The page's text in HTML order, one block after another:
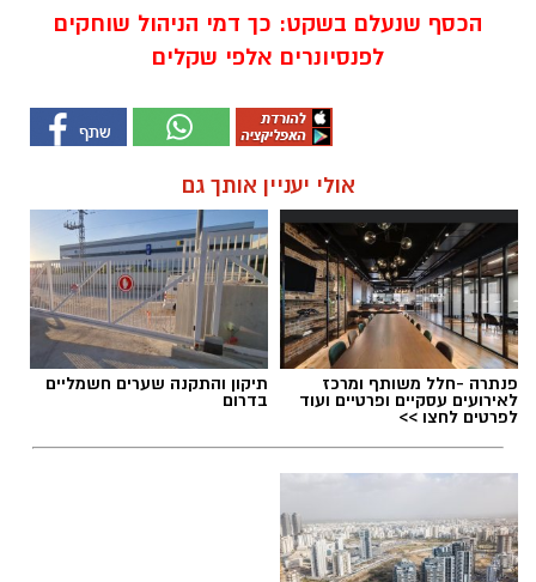
הכסף שנעלם בשקט: כך דמי הניהול שוחקים
לפנסיונרים אלפי שקלים
אולי יעניין אותך גם
פנתרה -חלל משותף ומרכז
לאירועים עסקיים ופרטיים ועוד
לפרטים לחצו >>
תיקון והתקנה שערים חשמליים
בדרום